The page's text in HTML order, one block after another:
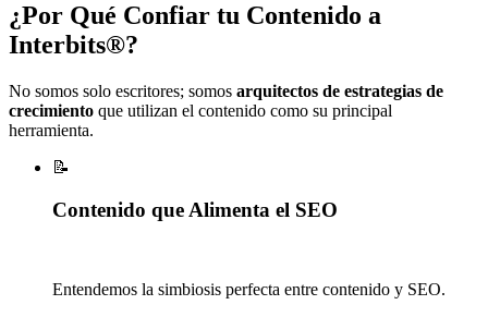
¿Por Qué Confiar tu Contenido a
Interbits®?
No somos solo escritores; somos arquitectos de estrategias de
crecimiento que utilizan el contenido como su principal
herramienta.
📝
Contenido que Alimenta el SEO
Entendemos la simbiosis perfecta entre contenido y SEO.